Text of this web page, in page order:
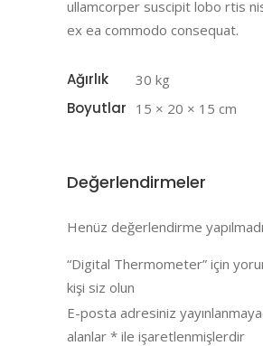
ullamcorper suscipit lobo rtis
ex ea commodo consequat.
Ağırlık 30 kg
Boyutlar 15 × 20 × 15 cm
Değerlendirmeler
Henüz değerlendirme
“Digital Thermometer” için
kişi siz olun
E-posta adresiniz
alanlar * ile işaretlenmişlerdir